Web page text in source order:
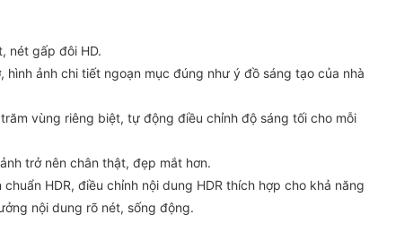
nét gấp đôi HD.
ảnh chi tiết ngoạn mục đúng như ý đồ sáng tạo của nhà
vùng riêng biệt, tự động điều chỉnh độ sáng tối cho mỗi
trở nên chân thật, đẹp mắt hơn.
HDR, điều chỉnh nội dung HDR thích hợp cho khả năng
nội dung rõ nét, sống động.